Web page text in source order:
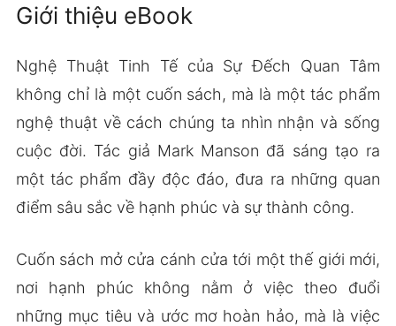
Giới thiệu eBook
Nghệ Thuật Tinh Tế của Sự Đếch Quan Tâm
không chỉ là một cuốn sách, mà là một tác phẩm
nghệ thuật về cách chúng ta nhìn nhận và sống
cuộc đời. Tác giả Mark Manson đã sáng tạo ra
một tác phẩm đầy độc đáo, đưa ra những quan
điểm sâu sắc về hạnh phúc và sự thành công.
Cuốn sách mở cửa cánh cửa tới một thế giới mới,
nơi hạnh phúc không nằm ở việc theo đuổi
những mục tiêu và ước mơ hoàn hảo, mà là việc